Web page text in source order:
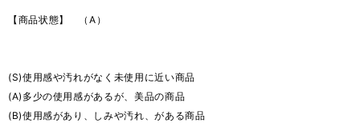
【商品状態】 （A）
(S)使用感や汚れがなく未使用に近い商品
(A)多少の使用感があるが、美品の商品
(B)使用感があり、しみや汚れ、がある商品